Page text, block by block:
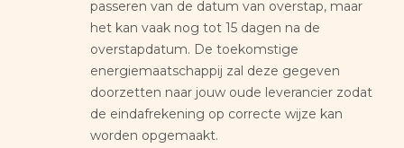
passeren van de datum van overstap, maar
het kan vaak nog tot 15 dagen na de
overstapdatum. De toekomstige
energiemaatschappij zal deze gegeven
doorzetten naar jouw oude leverancier zodat
de eindafrekening op correcte wijze kan
worden opgemaakt.